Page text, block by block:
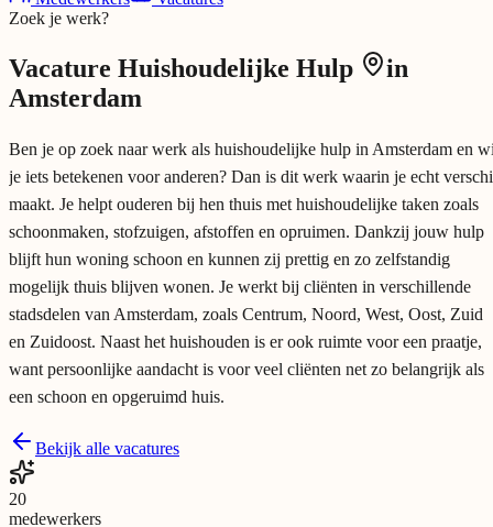
Zoek je werk?
Vacature Huishoudelijke Hulp
in
Amsterdam
Ben je op zoek naar werk als huishoudelijke hulp in Amsterdam en
je iets betekenen voor anderen? Dan is dit werk waarin je echt
maakt. Je helpt ouderen bij hen thuis met huishoudelijke taken zoals
schoonmaken, stofzuigen, afstoffen en opruimen. Dankzij jouw hulp
blijft hun woning schoon en kunnen zij prettig en zo zelfstandig
mogelijk thuis blijven wonen. Je werkt bij cliënten in verschillende
stadsdelen van Amsterdam, zoals Centrum, Noord, West, Oost, Zuid
en Zuidoost. Naast het huishouden is er ook ruimte voor een praatje,
want persoonlijke aandacht is voor veel cliënten net zo belangrijk als
een schoon en opgeruimd huis.
Bekijk alle vacatures
20
medewerkers